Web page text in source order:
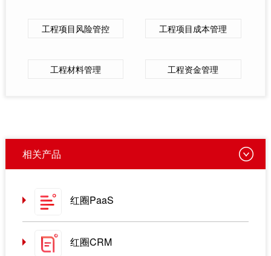
工程项目风险管控 工程项目成本管理
工程材料管理 工程资金管理
相关产品
红圈PaaS
红圈CRM